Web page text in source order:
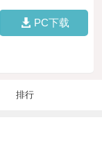
PC下载
排行